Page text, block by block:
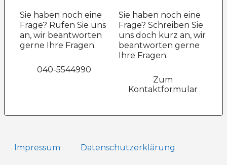
Sie haben noch eine
Frage? Rufen Sie uns
an, wir beantworten
gerne Ihre Fragen.
040-5544990
Sie haben noch eine
Frage? Schreiben Sie
uns doch kurz an, wir
beantworten gerne
Ihre Fragen.
Zum
Kontaktformular
Impressum Datenschutz­erklärung